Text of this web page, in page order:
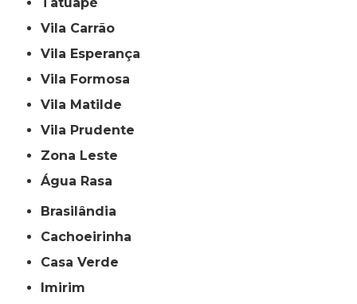
Vila Carrão
Vila Esperança
Vila Formosa
Vila Matilde
Vila Prudente
Zona Leste
Água Rasa
Brasilândia
Cachoeirinha
Casa Verde
Imirim